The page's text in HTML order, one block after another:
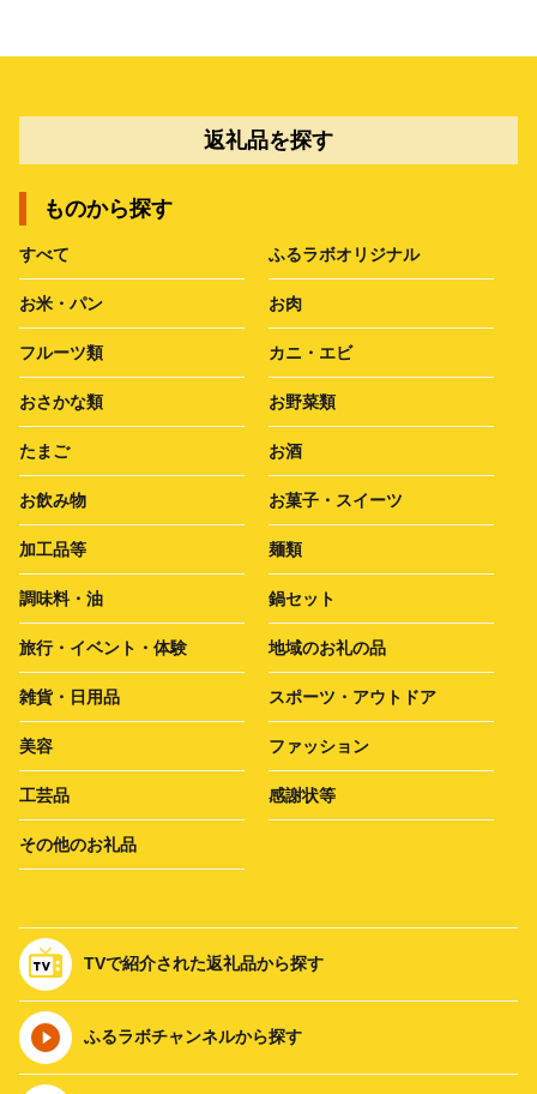
返礼品を探す
ものから探す
すべて ふるラボオリジナル
お米・パン お肉
フルーツ類 カニ・エビ
おさかな類 お野菜類
たまご お酒
お飲み物 お菓子・スイーツ
加工品等 麺類
調味料・油 鍋セット
旅行・イベント・体験 地域のお礼の品
雑貨・日用品 スポーツ・アウトドア
美容 ファッション
工芸品 感謝状等
その他のお礼品
TVで紹介された返礼品から探す
ふるラボチャンネルから探す